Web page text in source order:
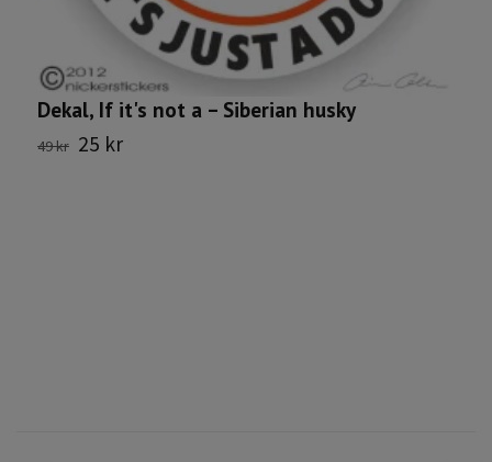
Dekal, If it's not a – Siberian husky
49 kr 25 kr